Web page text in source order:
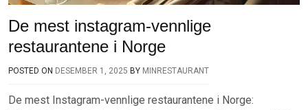
De mest instagram-vennlige
restaurantene i Norge
POSTED ON DESEMBER 1, 2025 BY MINRESTAURANT
De mest Instagram-vennlige restaurantene i Norge: